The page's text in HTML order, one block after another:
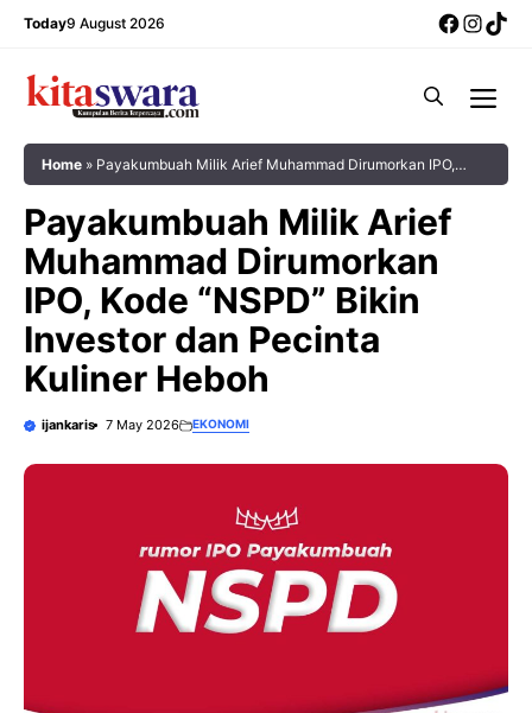
Skip
content
Today9 August 2026
Home » Payakumbuah Milik Arief Muhammad Dirumorkan IPO,
Payakumbuah Milik Arief
Muhammad Dirumorkan
IPO, Kode “NSPD” Bikin
Investor dan Pecinta
Kuliner Heboh
ijankaris 7 May 2026 EKONOMI